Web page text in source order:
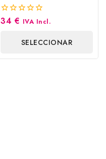
0
34 € IVA Incl.
SELECCIONAR
OPCIONES